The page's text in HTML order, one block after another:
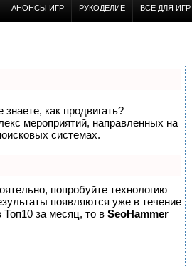
АНОНСЫ ИГР РУКОДЕЛИЕ ВСЁ ДЛЯ ИГР
как продвигать?
мероприятий, направленных на
системах.
попробуйте технологию
появляются уже в течение
за месяц, то в SeoHammer